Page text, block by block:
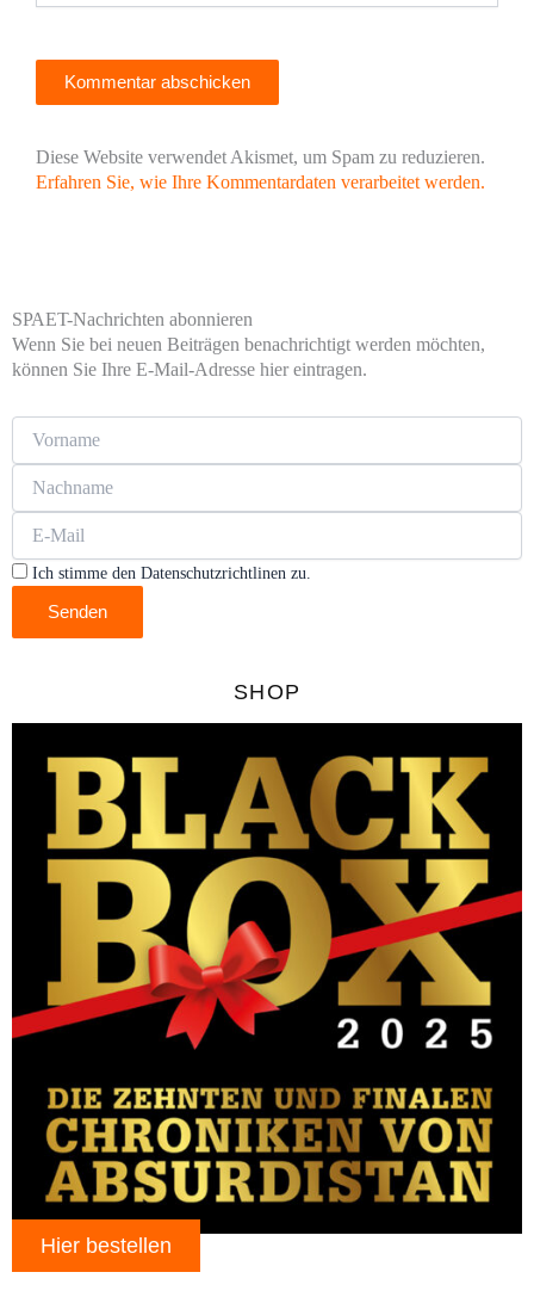
Diese Website verwendet Akismet, um Spam zu reduzieren.
Erfahren Sie, wie Ihre Kommentardaten verarbeitet werden.
SPAET-Nachrichten abonnieren
Wenn Sie bei neuen Beiträgen benachrichtigt werden möchten,
können Sie Ihre E-Mail-Adresse hier eintragen.
Ich stimme den Datenschutzrichtlinen zu.
Senden
SHOP
Hier bestellen